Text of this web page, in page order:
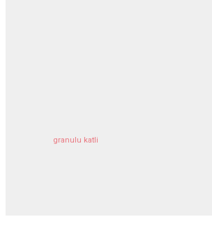
granulu katli